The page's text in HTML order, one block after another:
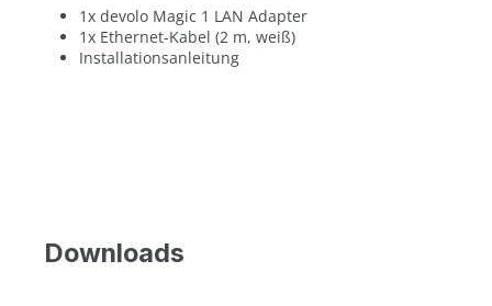
1x devolo Magic 1 LAN Adapter
1x Ethernet-Kabel (2 m, weiß)
Installationsanleitung
Downloads